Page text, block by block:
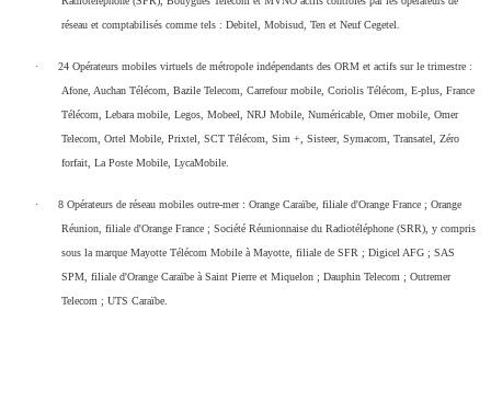
réseau et comptabilisés comme tels : Debitel, Mobisud, Ten et Neuf Cegetel.
·
24 Opérateurs mobiles virtuels de métropole indépendants des ORM et actifs sur le trimestre :
Afone, Auchan Télécom, Bazile Telecom, Carrefour mobile, Coriolis Télécom, E-plus, France
Télécom, Lebara mobile, Legos, Mobeel, NRJ Mobile, Numéricable, Omer mobile, Omer
Telecom, Ortel Mobile, Prixtel, SCT Télécom, Sim +, Sisteer, Symacom, Transatel, Zéro
forfait, La Poste Mobile, LycaMobile.
·
8 Opérateurs de réseau mobiles outre-mer : Orange Caraïbe, filiale d'Orange France ; Orange
Réunion, filiale d'Orange France ; Société Réunionnaise du Radiotéléphone (SRR), y compris
sous la marque Mayotte Télécom Mobile à Mayotte, filiale de SFR ; Digicel AFG ; SAS
SPM, filiale d'Orange Caraïbe à Saint Pierre et Miquelon ; Dauphin Telecom ; Outremer
Telecom ; UTS Caraïbe.